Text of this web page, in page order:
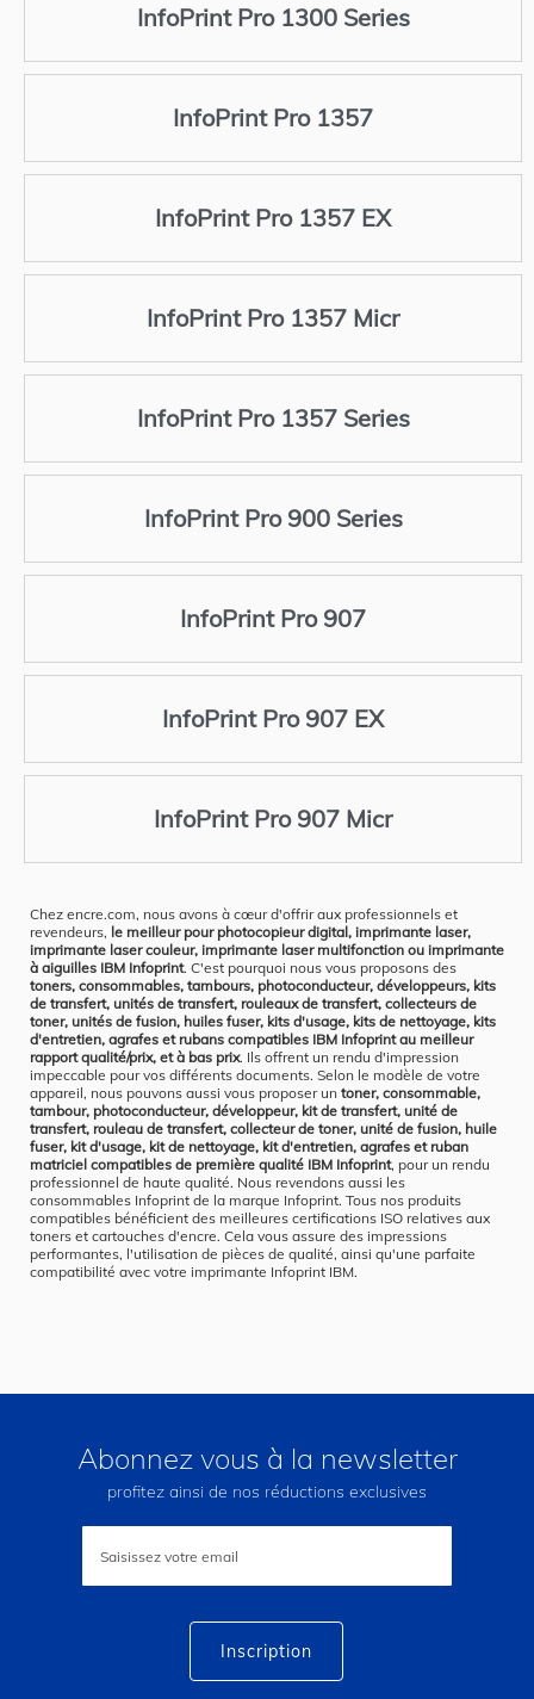
InfoPrint Pro 1300 Series
InfoPrint Pro 1357
InfoPrint Pro 1357 EX
InfoPrint Pro 1357 Micr
InfoPrint Pro 1357 Series
InfoPrint Pro 900 Series
InfoPrint Pro 907
InfoPrint Pro 907 EX
InfoPrint Pro 907 Micr
Chez encre.com, nous avons à cœur d'offrir aux professionnels et
revendeurs, le meilleur pour photocopieur digital, imprimante laser,
imprimante laser couleur, imprimante laser multifonction ou imprimante
à aiguilles IBM Infoprint. C'est pourquoi nous vous proposons des
toners, consommables, tambours, photoconducteur, développeurs, kits
de transfert, unités de transfert, rouleaux de transfert, collecteurs de
toner, unités de fusion, huiles fuser, kits d'usage, kits de nettoyage, kits
d'entretien, agrafes et rubans compatibles IBM Infoprint au meilleur
rapport qualité/prix, et à bas prix. Ils offrent un rendu d'impression
impeccable pour vos différents documents. Selon le modèle de votre
appareil, nous pouvons aussi vous proposer un toner, consommable,
tambour, photoconducteur, développeur, kit de transfert, unité de
transfert, rouleau de transfert, collecteur de toner, unité de fusion, huile
fuser, kit d'usage, kit de nettoyage, kit d'entretien, agrafes et ruban
matriciel compatibles de première qualité IBM Infoprint, pour un rendu
professionnel de haute qualité. Nous revendons aussi les
consommables Infoprint de la marque Infoprint. Tous nos produits
compatibles bénéficient des meilleures certifications ISO relatives aux
toners et cartouches d'encre. Cela vous assure des impressions
performantes, l'utilisation de pièces de qualité, ainsi qu'une parfaite
compatibilité avec votre imprimante Infoprint IBM.
Abonnez vous à la newsletter
profitez ainsi de nos réductions exclusives
lettre
Inscription